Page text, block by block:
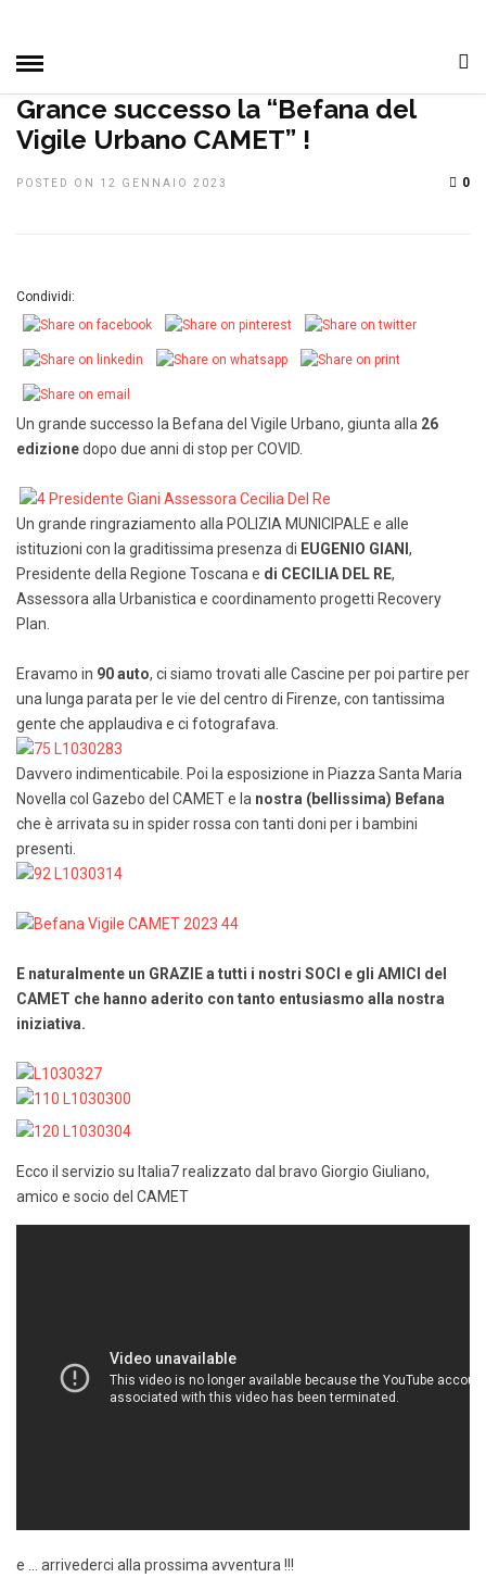
MANIFESTAZIONI
Grance successo la “Befana del
Vigile Urbano CAMET” !
POSTED ON 12 GENNAIO 2023 0
Condividi:
Un grande successo la Befana del Vigile Urbano, giunta alla 26
edizionedopo due anni di stop per COVID.
Un grande ringraziamento alla POLIZIA MUNICIPALE e alle
istituzioni con la graditissima presenza di EUGENIO GIANI ,
Presidente della Regione Toscana e di CECILIA DEL RE,
Assessora alla Urbanistica e coordinamento progetti Recovery
Plan.
Eravamo in 90 auto, ci siamo trovati alle Cascine per poi partire per
una lunga parata per le vie del centro di Firenze, con tantissima
gente che applaudiva e ci fotografava.
Davvero indimenticabile. Poi la esposizione in Piazza Santa Maria
Novella col Gazebo del CAMET e la nostra (bellissima) Befana
che è arrivata su in spider rossa con tanti doni per i bambini
presenti.
E naturalmente un GRAZIE a tutti i nostri SOCI e gli AMICI del
CAMET che hanno aderito con tanto entusiasmo alla nostra
iniziativa.
Ecco il servizio su Italia7 realizzato dal bravo Giorgio Giuliano,
amico e socio del CAMET
e … arrivederci alla prossima avventura !!!